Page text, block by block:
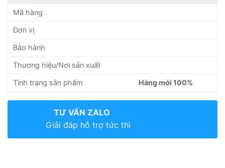
Mã hàng
Đơn vị
Bảo hành
Thương hiệu/Nơi sản xuất
Tình trạng sản phẩm Hàng mới 100%
TƯ VẤN ZALO
Giải đáp hỗ trợ tức thì